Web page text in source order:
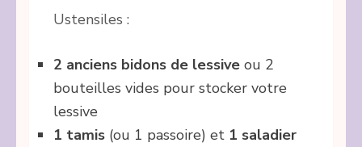
Ustensiles :
2 anciens bidons de lessive ou 2
bouteilles vides pour stocker votre
lessive
1 tamis (ou 1 passoire) et 1 saladier